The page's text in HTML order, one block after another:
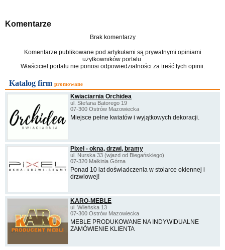
Komentarze
Brak komentarzy
Komentarze publikowane pod artykułami są prywatnymi opiniami
użytkowników portalu.
Właściciel portalu nie ponosi odpowiedzialności za treść tych opinii.
Katalog firm promowane
Kwiaciarnia Orchidea
ul. Stefana Batorego 19
07-300 Ostrów Mazowiecka
Miejsce pełne kwiatów i wyjątkowych dekoracji.
Pixel - okna, drzwi, bramy
ul. Nurska 33 (wjazd od Biegańskiego)
07-320 Małkinia Górna
Ponad 10 lat doświadczenia w stolarce okiennej i
drzwiowej!
KARO-MEBLE
ul. Wileńska 13
07-300 Ostrów Mazowiecka
MEBLE PRODUKOWANE NA INDYWIDUALNE
ZAMÓWIENIE KLIENTA